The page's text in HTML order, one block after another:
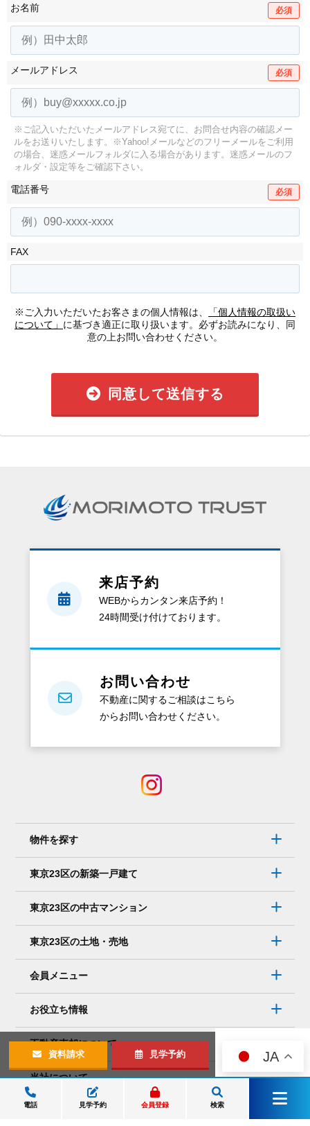
資料請求 見学予約
お名前 必須
メールアドレス 必須
※ご記入いただいたメールアドレス宛てに、お問合せ内容の確認メー
ルをお送りいたします。
※Yahoo!メールなどのフリーメールをご利用
の場合、迷惑メールフォルダに入る場合があります。 迷惑メールのフ
ォルダ・設定等をご確認下さい。
電話番号 必須
FAX
※ご入力いただいたお客さまの個人情報は、
「個人情報の取扱い
について」 に基づき適正に取り扱います。必ずお読みになり、同
意の上お問い合わせください。
同意して送信する
来店予約
WEBからカンタン来店予約！
24時間受け付けております。
お問い合わせ
不動産に関するご相談はこちら
からお問い合わせください。
物件を探す
東京23区の新築一戸建て
東京23区の中古マンション
東京23区の土地・売地
会員メニュー
お役立ち情報
不動産売却について
当社について
店舗・アクセス
電話 見学予約 会員登録 検索
JA